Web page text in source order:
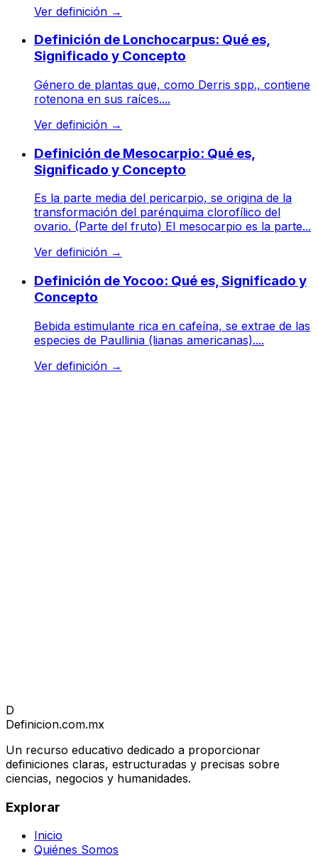
Ver definición →
Definición de Lonchocarpus: Qué es,
Significado y Concepto
Género de plantas que, como Derris spp., contiene
rotenona en sus raíces....
Ver definición →
Definición de Mesocarpio: Qué es,
Significado y Concepto
Es la parte media del pericarpio, se origina de la
transformación del parénquima clorofílico del
ovario. (Parte del fruto) El mesocarpio es la parte...
Ver definición →
Definición de Yocoo: Qué es, Significado y
Concepto
Bebida estimulante rica en cafeína, se extrae de las
especies de Paullinia (lianas americanas)....
Ver definición →
D
Definicion.com.mx
Un recurso educativo dedicado a proporcionar
definiciones claras, estructuradas y precisas sobre
ciencias, negocios y humanidades.
Explorar
Inicio
Quiénes Somos